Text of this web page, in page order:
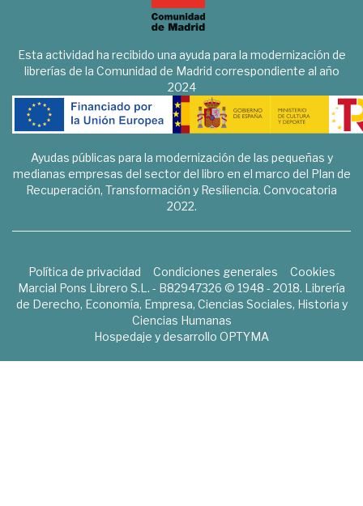
Esta actividad ha recibido una ayuda para la modernización de
librerías de la Comunidad de Madrid correspondiente al año
2024
Ayudas públicas para la modernización de las pequeñas y
medianas empresas del sector del libro en el marco del Plan de
Recuperación, Transformación y Resiliencia. Convocatoria
2022.
Política de privacidad Condiciones generales
Cookies
Marcial Pons Librero S.L. - B82947326 © 1948 - 2018. Librería
de Derecho, Economía, Empresa, Ciencias Sociales, Historia y
Ciencias Humanas
Hospedaje y desarrollo OPTYMA